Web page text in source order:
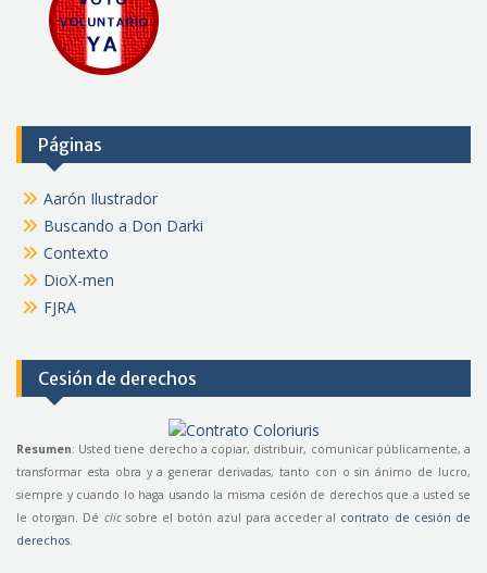
Páginas
Aarón Ilustrador
Buscando a Don Darki
Contexto
DioX-men
FJRA
Cesión de derechos
Resumen: Usted tiene derecho a copiar, distribuir, comunicar públicamente, a
transformar esta obra y a generar derivadas, tanto con o sin ánimo de lucro,
siempre y cuando lo haga usando la misma cesión de derechos que a usted se
le otorgan. Dé clicsobre el botón azul para acceder al contrato de cesión de
derechos